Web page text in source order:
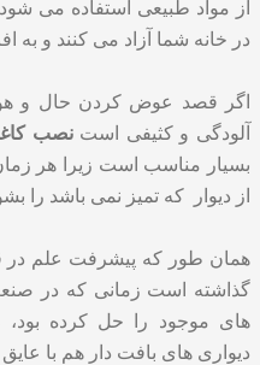
از مواد طبیعی استفاده می
در خانه شما آزاد می کنند و به
اگر قصد عوض کردن حال و
آلودگی و کثیفی است نصب
بسیار مناسب است زیرا هر
از دیوار که تمیز نمی باشد را
همان طور که پیشرفت علم در
گذاشته است زمانی که در
های موجود را حل کرده بود،
دیواری های بافت دار هم با